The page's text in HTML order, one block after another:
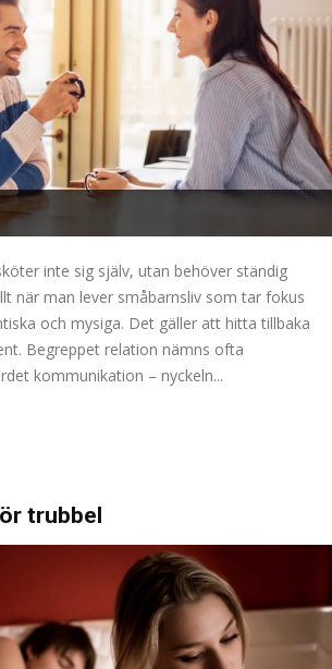
inte sig själv, utan behöver ständig
när man lever småbarnsliv som tar fokus
och mysiga. Det gäller att hitta tillbaka
Begreppet relation nämns ofta
kommunikation – nyckeln...
trubbel